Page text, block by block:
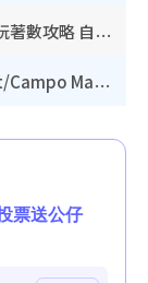
【8月生日優惠2026】全港85大食買玩著數攻略 自助餐/火鍋放題同行免費＋誠品/DONKI送現金券
開倉優惠｜銅鑼灣時代廣場Doughnut/Campo Marzio開倉低至1折！背囊、書包、手袋劈價$200起